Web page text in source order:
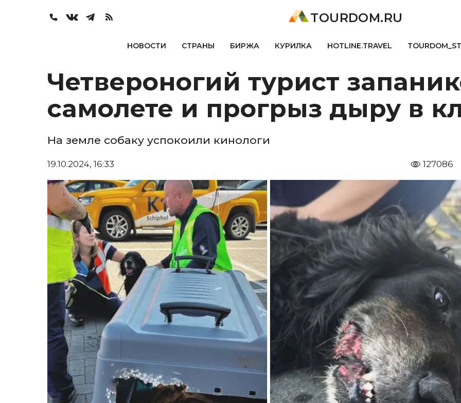
TOURDOM.RU
НОВОСТИ СТРАНЫ БИРЖА КУРИЛКА HOTLINE.TRAVEL
Четвероногий турист
самолете и прогрыз дыру в
На земле собаку успокоили кинологи
19.10.2024, 16:33 127086